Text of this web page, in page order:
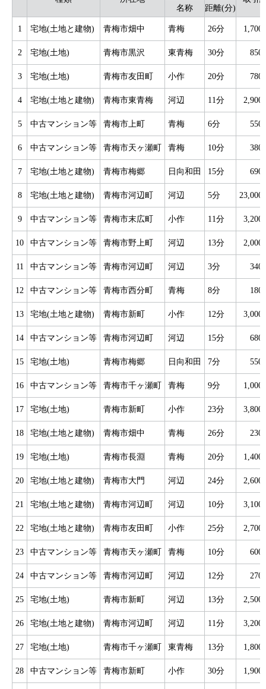
名称
距離(分)
1 宅地(土地と建物) 青梅市畑中 青梅 26分 1,700
2 宅地(土地) 青梅市黒沢 東青梅 30分 850
3 宅地(土地) 青梅市友田町 小作 20分 780
4 宅地(土地と建物) 青梅市東青梅 河辺 11分 2,900
5 中古マンション等 青梅市上町 青梅 6分 550
6 中古マンション等 青梅市天ヶ瀬町 青梅 10分 380
7 宅地(土地と建物) 青梅市梅郷 日向和田 15分 690
8 宅地(土地と建物) 青梅市河辺町 河辺 5分 23,000
9 中古マンション等 青梅市末広町 小作 11分 3,200
10 中古マンション等 青梅市野上町 河辺 13分 2,000
11 中古マンション等 青梅市河辺町 河辺 3分 340
12 中古マンション等 青梅市西分町 青梅 8分 180
13 宅地(土地と建物) 青梅市新町 小作 12分 3,000
14 中古マンション等 青梅市河辺町 河辺 15分 680
15 宅地(土地) 青梅市梅郷 日向和田 7分 550
16 中古マンション等 青梅市千ヶ瀬町 青梅 9分 1,000
17 宅地(土地) 青梅市新町 小作 23分 3,800
18 宅地(土地と建物) 青梅市畑中 青梅 26分 230
19 宅地(土地) 青梅市長淵 青梅 20分 1,400
20 宅地(土地と建物) 青梅市大門 河辺 24分 2,600
21 宅地(土地と建物) 青梅市河辺町 河辺 10分 3,100
22 宅地(土地と建物) 青梅市友田町 小作 25分 2,700
23 中古マンション等 青梅市天ヶ瀬町 青梅 10分 600
24 中古マンション等 青梅市河辺町 河辺 12分 270
25 宅地(土地) 青梅市新町 河辺 13分 2,500
26 宅地(土地と建物) 青梅市河辺町 河辺 11分 3,200
27 宅地(土地) 青梅市千ヶ瀬町 東青梅 13分 1,800
28 中古マンション等 青梅市新町 小作 30分 1,900